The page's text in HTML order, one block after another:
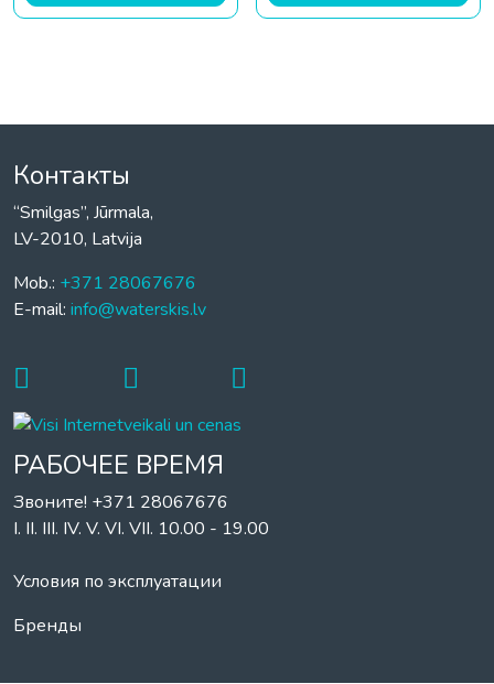
Контакты
“Smilgas”, Jūrmala,
LV-2010, Latvija
Mob.: +371 28067676
E-mail: info@waterskis.lv
РАБОЧЕЕ ВРЕМЯ
Звоните! +371 28067676
I. II. III. IV. V. VI. VII. 10.00 - 19.00
Условия по эксплуатации
Бренды